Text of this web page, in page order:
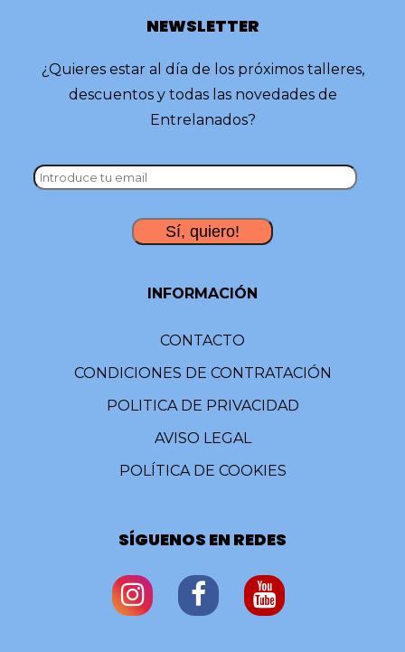
NEWSLETTER
¿Quieres estar al día de los próximos talleres,
descuentos y todas las novedades de
Entrelanados?
INFORMACIÓN
CONTACTO
CONDICIONES DE CONTRATACIÓN
POLITICA DE PRIVACIDAD
AVISO LEGAL
POLÍTICA DE COOKIES
SÍGUENOS EN REDES